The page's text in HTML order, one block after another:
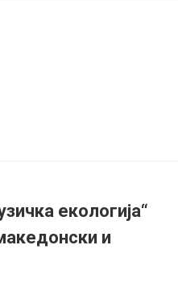
екологија“
и